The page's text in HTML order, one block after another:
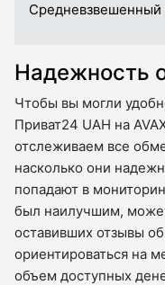
Средневзвешенный
Надежность
Чтобы вы могли
Приват24 UAH на
отслеживаем все
насколько они
попадают в
был наилучшим,
оставивших отзывы
ориентироваться на
объем доступных